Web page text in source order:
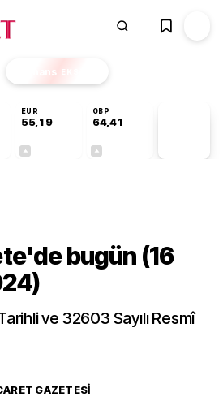
Finans EKSTRA
EUR
55,19
GBP
64,41
bugün (16
ve 32603 Sayılı Resmî
GAZETESI